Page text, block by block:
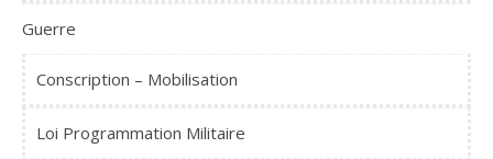
Guerre
Conscription – Mobilisation
Loi Programmation Militaire